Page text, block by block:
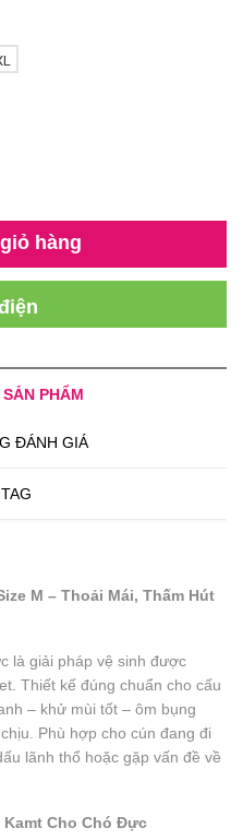
hàng
PHẨM
ĐÁNH GIÁ
M – Thoải Mái, Thấm Hút
là giải pháp vệ sinh được
Thiết kế đúng chuẩn cho cấu
– khử mùi tốt – ôm bụng
Phù hợp cho cún đang đi
lãnh thổ hoặc gặp vấn đề về
Cho Chó Đực